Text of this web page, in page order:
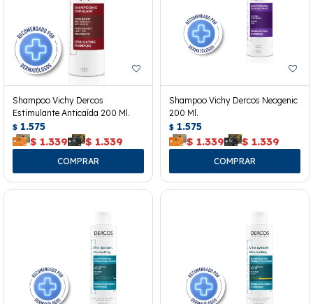
Shampoo Vichy Dercos
Estimulante Anticaída 200 Ml.
$ 1.575
$ 1.339 $ 1.339
Shampoo Vichy Dercos Neogenic
200 Ml.
$ 1.575
$ 1.339 $ 1.339